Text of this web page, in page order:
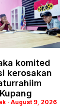
komited
kerosakan
August 9, 2026